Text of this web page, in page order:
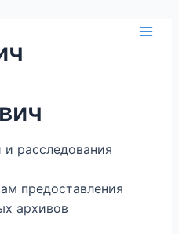
и расследования
предоставления
архивов